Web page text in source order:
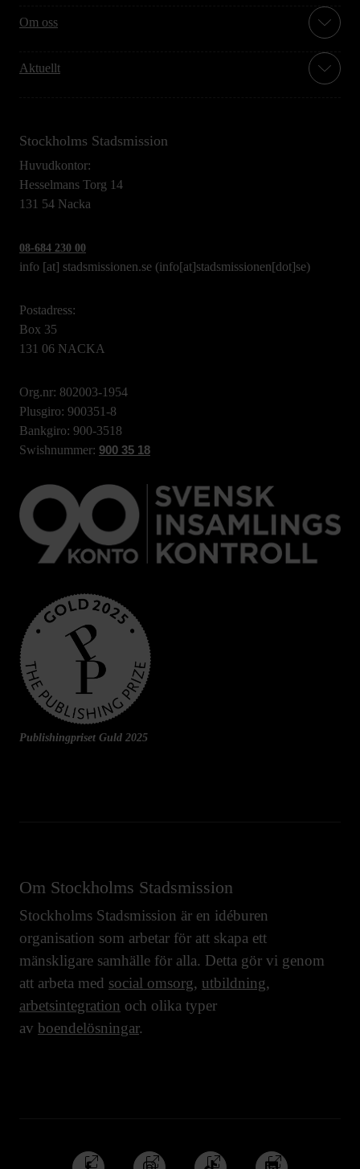
Om oss
Aktuellt
Stockholms Stadsmission
Huvudkontor:
Hesselmans Torg 14
131 54 Nacka
08-684 230 00
info [at] stadsmissionen.se (info[at]stadsmissionen[dot]se)
Postadress:
Box 35
131 06 NACKA
Org.nr: 802003-1954
Plusgiro: 900351-8
Bankgiro: 900-3518
Swishnummer: 900 35 18
Publishingpriset Guld 2025
Om Stockholms Stadsmission
Stockholms Stadsmission är en idéburen
organisation som arbetar för att skapa ett
mänskligare samhälle för alla. Detta gör vi genom
att arbeta med social omsorg, utbildning,
arbetsintegration och olika typer
av boendelösningar.
Följ Följ Följ Följ